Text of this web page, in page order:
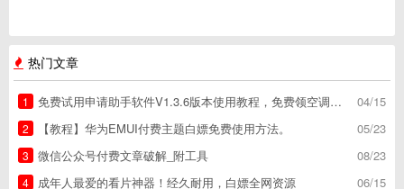
热门文章
04/15
1
免费试用申请助手软件V1.3.6版本使用教程，免费领空调冰箱，附下载地址
05/23
2
【教程】华为EMUI付费主题白嫖免费使用方法。
08/23
3
微信公众号付费文章破解_附工具
06/15
4
成年人最爱的看片神器！经久耐用，白嫖全网资源